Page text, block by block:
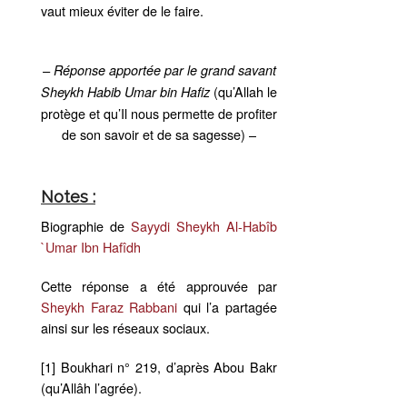
vaut mieux éviter de le faire.
– Réponse apportée par le grand savant
Sheykh Habib Umar bin Hafiz(qu’Allah le
protège et qu’Il nous permette de profiter
de son savoir et de sa sagesse) –
Notes :
Biographie de Sayydi Sheykh Al-Habîb
`Umar Ibn Hafîdh
Cette réponse a été approuvée par
Sheykh Faraz Rabbani qui l’a partagée
ainsi sur les réseaux sociaux.
[1] Boukhari n° 219, d’après Abou Bakr
(qu’Allâh l’agrée).